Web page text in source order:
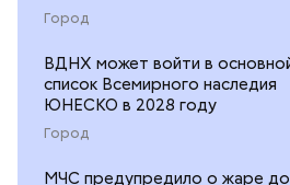
Город
ВДНХ может войти в
список Всемирного наследия
ЮНЕСКО в 2028 году
Город
МЧС предупредило о жаре до